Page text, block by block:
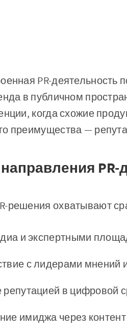
PR-деятельность
в публичном
когда схожие
преимущества —
PR-
решения охватывают
и экспертными
с лидерами мнений
репутацией в цифровой
имиджа через